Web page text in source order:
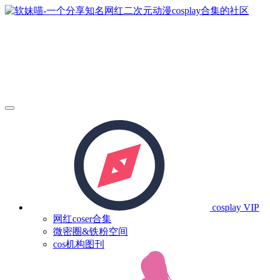
cosplay VIP
网红coser合集
微密圈&铁粉空间
cos机构图刊